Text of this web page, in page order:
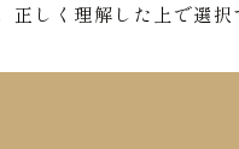
正しく理解した上で選択